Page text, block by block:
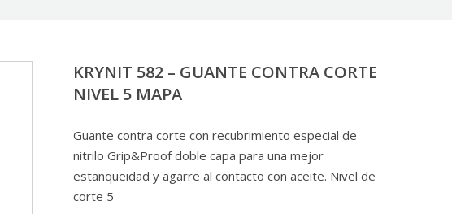
KRYNIT 582 – GUANTE CONTRA CORTE
NIVEL 5 MAPA
Guante contra corte con recubrimiento especial de
nitrilo Grip&Proof doble capa para una mejor
estanqueidad y agarre al contacto con aceite. Nivel de
corte 5